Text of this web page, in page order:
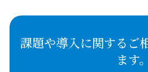
課題や導入に関するご
ます。